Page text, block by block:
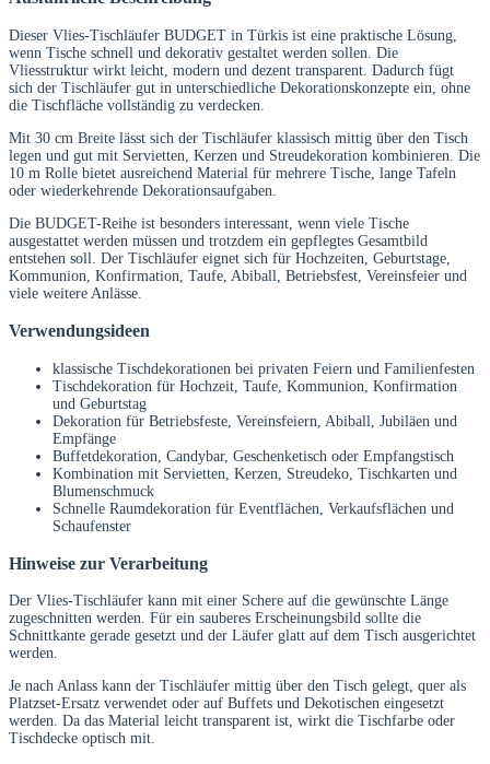
Dieser Vlies-Tischläufer BUDGET in Türkis ist eine praktische Lösung,
wenn Tische schnell und dekorativ gestaltet werden sollen. Die
Vliesstruktur wirkt leicht, modern und dezent transparent. Dadurch fügt
sich der Tischläufer gut in unterschiedliche Dekorationskonzepte ein, ohne
die Tischfläche vollständig zu verdecken.
Mit 30 cm Breite lässt sich der Tischläufer klassisch mittig über den Tisch
legen und gut mit Servietten, Kerzen und Streudekoration kombinieren. Die
10 m Rolle bietet ausreichend Material für mehrere Tische, lange Tafeln
oder wiederkehrende Dekorationsaufgaben.
Die BUDGET-Reihe ist besonders interessant, wenn viele Tische
ausgestattet werden müssen und trotzdem ein gepflegtes Gesamtbild
entstehen soll. Der Tischläufer eignet sich für Hochzeiten, Geburtstage,
Kommunion, Konfirmation, Taufe, Abiball, Betriebsfest, Vereinsfeier und
viele weitere Anlässe.
Verwendungsideen
klassische Tischdekorationen bei privaten Feiern und Familienfesten
Tischdekoration für Hochzeit, Taufe, Kommunion, Konfirmation
und Geburtstag
Dekoration für Betriebsfeste, Vereinsfeiern, Abiball, Jubiläen und
Empfänge
Buffetdekoration, Candybar, Geschenketisch oder Empfangstisch
Kombination mit Servietten, Kerzen, Streudeko, Tischkarten und
Blumenschmuck
Schnelle Raumdekoration für Eventflächen, Verkaufsflächen und
Schaufenster
Hinweise zur Verarbeitung
Der Vlies-Tischläufer kann mit einer Schere auf die gewünschte Länge
zugeschnitten werden. Für ein sauberes Erscheinungsbild sollte die
Schnittkante gerade gesetzt und der Läufer glatt auf dem Tisch ausgerichtet
werden.
Je nach Anlass kann der Tischläufer mittig über den Tisch gelegt, quer als
Platzset-Ersatz verwendet oder auf Buffets und Dekotischen eingesetzt
werden. Da das Material leicht transparent ist, wirkt die Tischfarbe oder
Tischdecke optisch mit.